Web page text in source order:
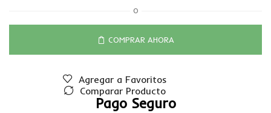
O
COMPRAR AHORA
Agregar a Favoritos
Comparar Producto
Pago Seguro